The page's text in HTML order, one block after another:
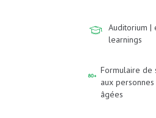
Auditorium |
learnings
Formulaire de
aux personnes
âgées